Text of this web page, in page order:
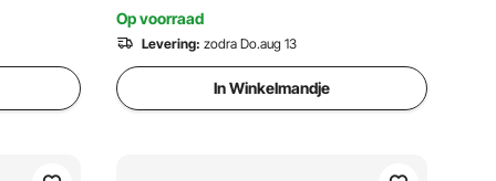
Op voorraad
Levering: zodra Do.aug 13
In Winkelmandje